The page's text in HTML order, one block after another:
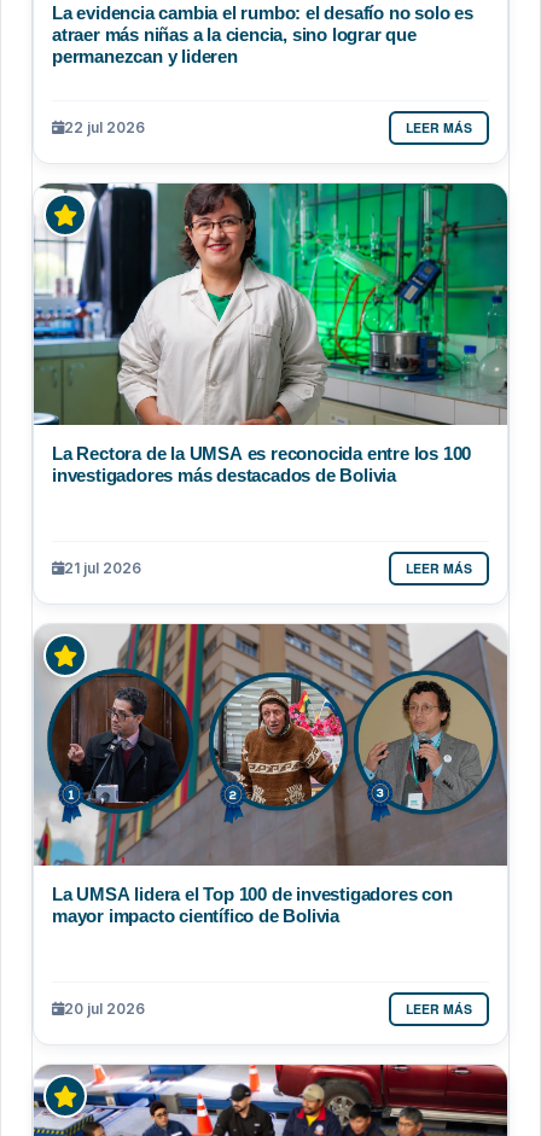
La evidencia cambia el rumbo: el desafío no solo es
atraer más niñas a la ciencia, sino lograr que
permanezcan y lideren
22 jul 2026 LEER MÁS
La Rectora de la UMSA es reconocida entre los 100
investigadores más destacados de Bolivia
21 jul 2026 LEER MÁS
La UMSA lidera el Top 100 de investigadores con
mayor impacto científico de Bolivia
20 jul 2026 LEER MÁS